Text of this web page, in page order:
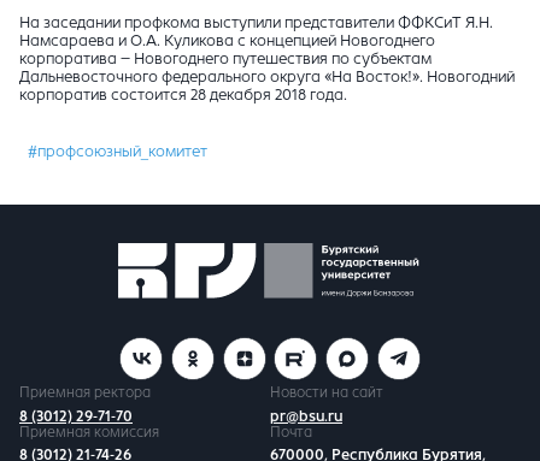
На заседании профкома выступили представители ФФКСиТ Я.Н.
Намсараева и О.А. Куликова с концепцией Новогоднего
корпоратива – Новогоднего путешествия по субъектам
Дальневосточного федерального округа «На Восток!». Новогодний
корпоратив состоится 28 декабря 2018 года.
#профсоюзный_комитет
Приемная ректора
8 (3012) 29-71-70
Новости на сайт
pr@bsu.ru
Приемная комиссия
8 (3012) 21-74-26
Почта
670000, Республика Бурятия,